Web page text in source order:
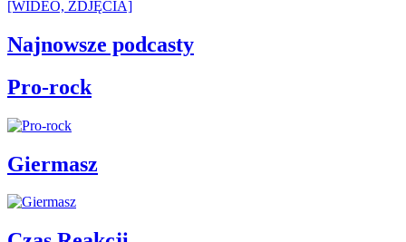
[WIDEO, ZDJĘCIA]
Najnowsze podcasty
Pro-rock
Giermasz